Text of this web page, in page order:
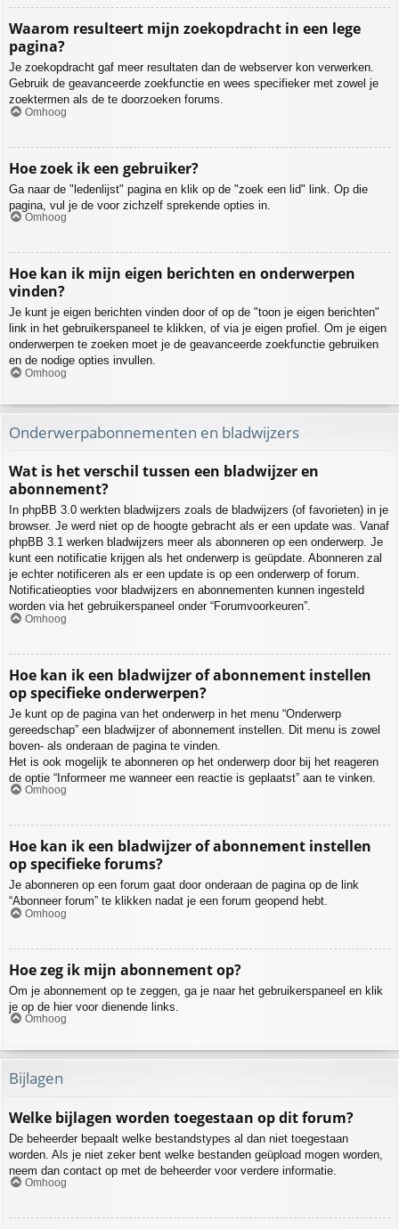
Waarom resulteert mijn zoekopdracht in een lege
pagina?
Je zoekopdracht gaf meer resultaten dan de webserver kon verwerken.
Gebruik de geavanceerde zoekfunctie en wees specifieker met zowel je
zoektermen als de te doorzoeken forums.
Omhoog
Hoe zoek ik een gebruiker?
Ga naar de "ledenlijst" pagina en klik op de "zoek een lid" link. Op die
pagina, vul je de voor zichzelf sprekende opties in.
Omhoog
Hoe kan ik mijn eigen berichten en onderwerpen
vinden?
Je kunt je eigen berichten vinden door of op de "toon je eigen berichten"
link in het gebruikerspaneel te klikken, of via je eigen profiel. Om je eigen
onderwerpen te zoeken moet je de geavanceerde zoekfunctie gebruiken
en de nodige opties invullen.
Omhoog
Onderwerpabonnementen en bladwijzers
Wat is het verschil tussen een bladwijzer en
abonnement?
In phpBB 3.0 werkten bladwijzers zoals de bladwijzers (of favorieten) in je
browser. Je werd niet op de hoogte gebracht als er een update was. Vanaf
phpBB 3.1 werken bladwijzers meer als abonneren op een onderwerp. Je
kunt een notificatie krijgen als het onderwerp is geüpdate. Abonneren zal
je echter notificeren als er een update is op een onderwerp of forum.
Notificatieopties voor bladwijzers en abonnementen kunnen ingesteld
worden via het gebruikerspaneel onder “Forumvoorkeuren”.
Omhoog
Hoe kan ik een bladwijzer of abonnement instellen
op specifieke onderwerpen?
Je kunt op de pagina van het onderwerp in het menu “Onderwerp
gereedschap” een bladwijzer of abonnement instellen. Dit menu is zowel
boven- als onderaan de pagina te vinden.
Het is ook mogelijk te abonneren op het onderwerp door bij het reageren
de optie “Informeer me wanneer een reactie is geplaatst” aan te vinken.
Omhoog
Hoe kan ik een bladwijzer of abonnement instellen
op specifieke forums?
Je abonneren op een forum gaat door onderaan de pagina op de link
“Abonneer forum” te klikken nadat je een forum geopend hebt.
Omhoog
Hoe zeg ik mijn abonnement op?
Om je abonnement op te zeggen, ga je naar het gebruikerspaneel en klik
je op de hier voor dienende links.
Omhoog
Bijlagen
Welke bijlagen worden toegestaan op dit forum?
De beheerder bepaalt welke bestandstypes al dan niet toegestaan
worden. Als je niet zeker bent welke bestanden geüpload mogen worden,
neem dan contact op met de beheerder voor verdere informatie.
Omhoog